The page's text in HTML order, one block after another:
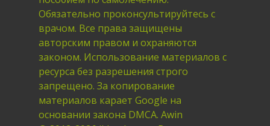
Обязательно проконсультируйтесь с
врачом. Все права защищены
авторским правом и охраняются
законом. Использование материалов с
ресурса без разрешения строго
запрещено. За копирование
материалов карает Google на
основании закона DMCA. Awin